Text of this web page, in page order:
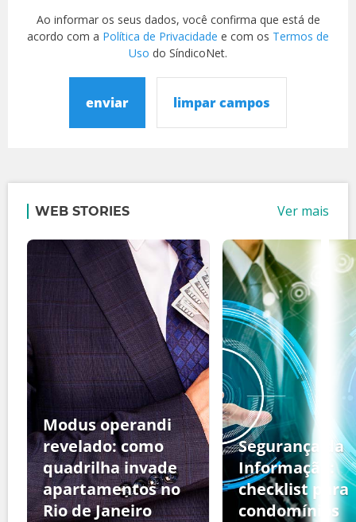
Ao informar os seus dados, você confirma que está de
acordo com a Política de Privacidade e com os Termos de
Uso do SíndicoNet.
enviar limpar campos
WEB STORIES Ver mais
Modus operandi
revelado: como
quadrilha invade
apartamentos no
Rio de Janeiro
Segurança da
Informação:
checklist para
condomínios